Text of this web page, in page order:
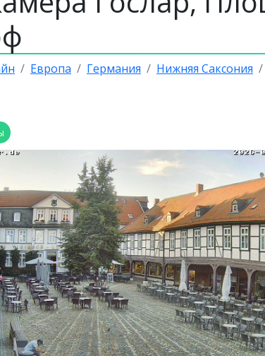
Европа Германия Нижняя Саксония